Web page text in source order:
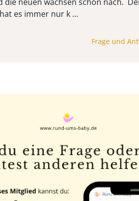
es immer nur k ...
Frage und